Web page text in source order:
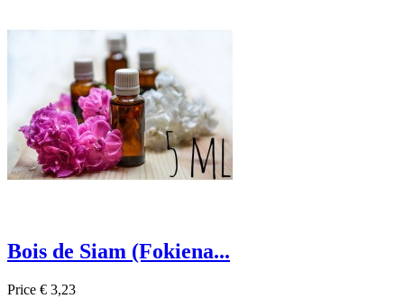
Bois de Siam (Fokiena...
Price € 3,23